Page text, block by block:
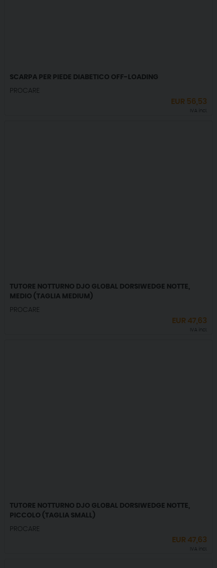
SCARPA PER PIEDE DIABETICO OFF-LOADING
PROCARE
EUR 56,53
IVA incl.
TUTORE NOTTURNO DJO GLOBAL DORSIWEDGE NOTTE,
MEDIO (TAGLIA MEDIUM)
PROCARE
EUR 47,63
IVA incl.
TUTORE NOTTURNO DJO GLOBAL DORSIWEDGE NOTTE,
PICCOLO (TAGLIA SMALL)
PROCARE
EUR 47,63
IVA incl.